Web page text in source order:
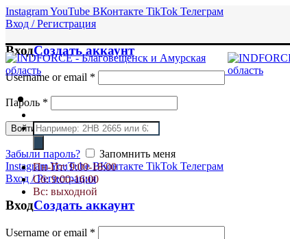
InstagramYouTube ВКонтакте TikTok Телеграм
Вход / Регистрация
ВходСоздать аккаунт
Username or email *
Пароль *
Войти
Забыли пароль?
Запомнить меня
InstagramYouTube ВКонтакте TikTok Телеграм
Вход / Регистрация
ВходСоздать аккаунт
Username or email *
Поиск
товаров
Пн-Пт: 9:00-18:00
Сб: 9:00-16:00
Вс: выходной